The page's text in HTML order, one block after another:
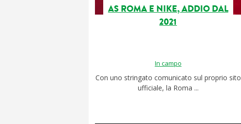
AS ROMA E NIKE, ADDIO DAL
2021
In campo
Con uno stringato comunicato sul proprio sito
ufficiale, la Roma ...